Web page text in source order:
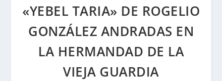
«YEBEL TARIA» DE ROGELIO
GONZÁLEZ ANDRADAS EN
LA HERMANDAD DE LA
VIEJA GUARDIA